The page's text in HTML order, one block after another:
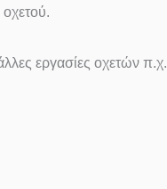
εργασίες οχετών π.χ.